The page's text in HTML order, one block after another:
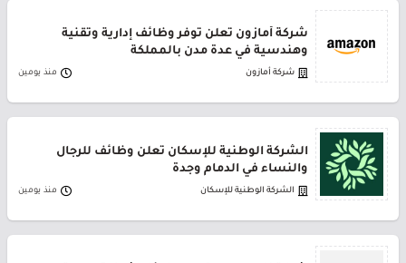
شركة أمازون تعلن توفر وظائف إدارية وتقنية
وهندسية في عدة مدن بالمملكة
شركة أمازون منذ يومين
الشركة الوطنية للإسكان تعلن وظائف للرجال
والنساء في الدمام وجدة
الشركة الوطنية للإسكان منذ يومين